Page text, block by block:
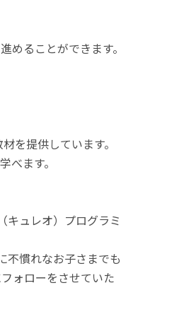
めることができます。
を提供しています。
ます。
キュレオ）プログラミ
不慣れなお子さまでも
ォローをさせていた